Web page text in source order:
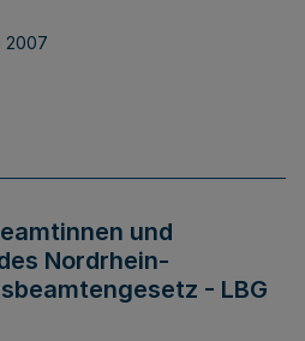
2007
und
Nordrhein-
- LBG